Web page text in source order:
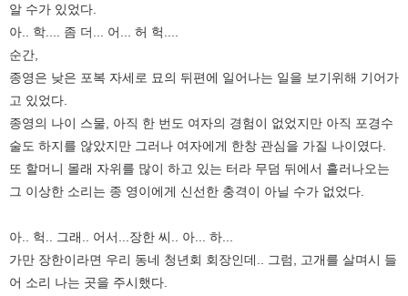
알 수가 있었다.
아.. 학.... 좀 더... 어... 허 헉....
순간,
종영은 낮은 포복 자세로 묘의 뒤편에 일어나는 일을 보기위해 기어가
고 있었다.
종영의 나이 스물, 아직 한 번도 여자의 경험이 없었지만 아직 포경수
술도 하지를 않았지만 그러나 여자에게 한창 관심을 가질 나이였다.
또 할머니 몰래 자위를 많이 하고 있는 터라 무덤 뒤에서 흘러나오는
그 이상한 소리는 종 영이에게 신선한 충격이 아닐 수가 없었다.
아.. 헉.. 그래.. 어서...장한 씨.. 아... 하...
가만 장한이라면 우리 동네 청년회 회장인데.. 그럼, 고개를 살며시 들
어 소리 나는 곳을 주시했다.